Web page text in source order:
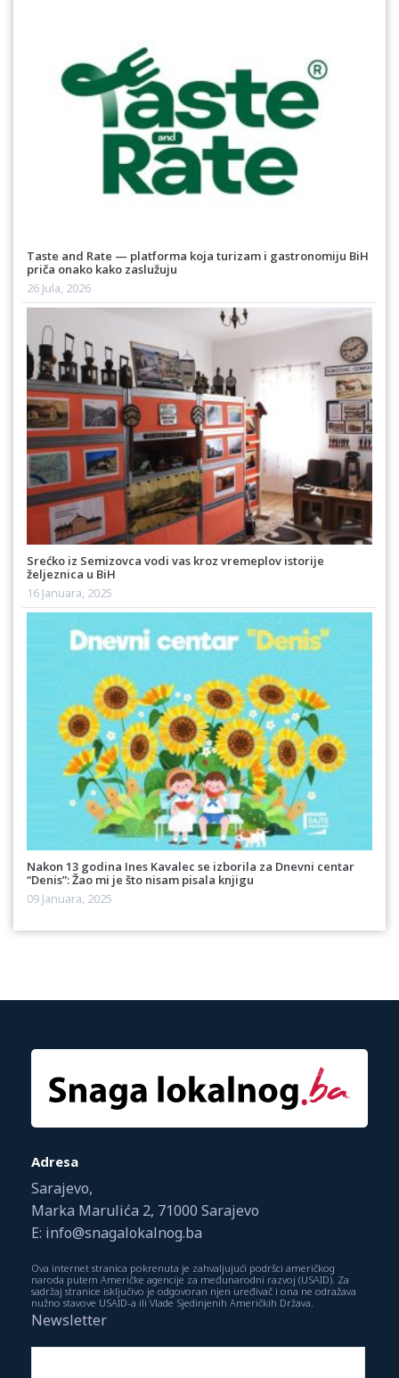
Taste and Rate — platforma koja turizam i gastronomiju BiH
priča onako kako zaslužuju
26 Jula, 2026
Srećko iz Semizovca vodi vas kroz vremeplov istorije
željeznica u BiH
16 Januara, 2025
Nakon 13 godina Ines Kavalec se izborila za Dnevni centar
“Denis”: Žao mi je što nisam pisala knjigu
09 Januara, 2025
Adresa
Sarajevo,
Marka Marulića 2, 71000 Sarajevo
E: info@snagalokalnog.ba
Ova internet stranica pokrenuta je zahvaljujući podršci američkog
naroda putem Američke agencije za međunarodni razvoj (USAID). Za
sadržaj stranice isključivo je odgovoran njen uređivač i ona ne odražava
nužno stavove USAID-a ili Vlade Sjedinjenih Američkih Država.
Newsletter